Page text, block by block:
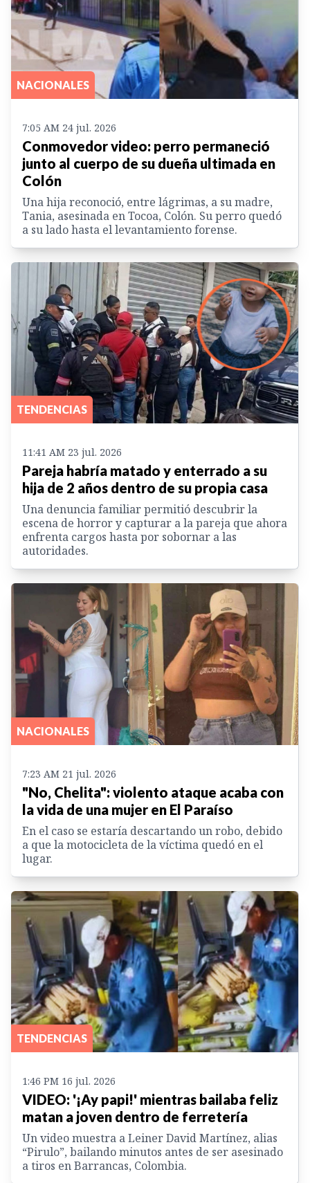
NACIONALES
7:05 AM 24 jul. 2026
Conmovedor video: perro permaneció
junto al cuerpo de su dueña ultimada en
Colón
Una hija reconoció, entre lágrimas, a su madre,
Tania, asesinada en Tocoa, Colón. Su perro quedó
a su lado hasta el levantamiento forense.
TENDENCIAS
11:41 AM 23 jul. 2026
Pareja habría matado y enterrado a su
hija de 2 años dentro de su propia casa
Una denuncia familiar permitió descubrir la
escena de horror y capturar a la pareja que ahora
enfrenta cargos hasta por sobornar a las
autoridades.
NACIONALES
7:23 AM 21 jul. 2026
"No, Chelita": violento ataque acaba con
la vida de una mujer en El Paraíso
En el caso se estaría descartando un robo, debido
a que la motocicleta de la víctima quedó en el
lugar.
TENDENCIAS
1:46 PM 16 jul. 2026
VIDEO: '¡Ay papi!' mientras bailaba feliz
matan a joven dentro de ferretería
Un video muestra a Leiner David Martínez, alias
“Pirulo”, bailando minutos antes de ser asesinado
a tiros en Barrancas, Colombia.